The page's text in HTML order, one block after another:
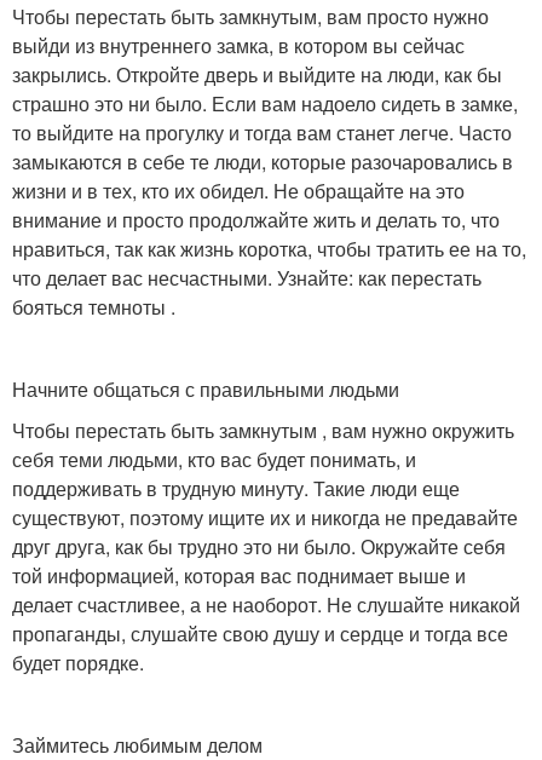
Чтобы перестать быть замкнутым, вам просто нужно
выйди из внутреннего замка, в котором вы сейчас
закрылись. Откройте дверь и выйдите на люди, как бы
страшно это ни было. Если вам надоело сидеть в замке,
то выйдите на прогулку и тогда вам станет легче. Часто
замыкаются в себе те люди, которые разочаровались в
жизни и в тех, кто их обидел. Не обращайте на это
внимание и просто продолжайте жить и делать то, что
нравиться, так как жизнь коротка, чтобы тратить ее на то,
что делает вас несчастными. Узнайте: как перестать
бояться темноты .
Начните общаться с правильными людьми
Чтобы перестать быть замкнутым , вам нужно окружить
себя теми людьми, кто вас будет понимать, и
поддерживать в трудную минуту. Такие люди еще
существуют, поэтому ищите их и никогда не предавайте
друг друга, как бы трудно это ни было. Окружайте себя
той информацией, которая вас поднимает выше и
делает счастливее, а не наоборот. Не слушайте никакой
пропаганды, слушайте свою душу и сердце и тогда все
будет порядке.
Займитесь любимым делом